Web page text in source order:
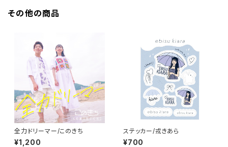
その他の商品
全力ドリーマー/このきち
¥1,200
ステッカー/戎きあら
¥700